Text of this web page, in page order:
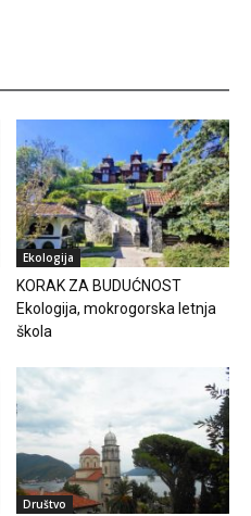
Ekologija
KORAK ZA BUDUĆNOST
Ekologija, mokrogorska letnja
škola
Društvo